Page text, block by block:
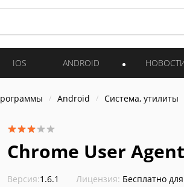
IOS ANDROID
Android Система, утилиты
Chrome User
Версия:1.6.1 Лицензия: Бесплатно